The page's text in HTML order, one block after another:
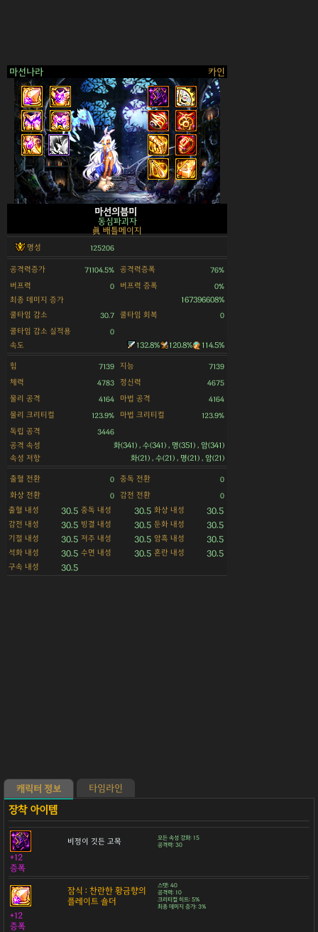
마선나라 카인
>
마선의븜미
동심파괴자
眞 배틀메이지
명성 125206
공격력증가 71104.5% 공격력증폭 76%
버프력 0 버프력 증폭 0%
최종 데미지 증가
167396608%
쿨타임 감소
30.7 쿨타임 회복 0
쿨타임 감소 실적용 0
속도 132.8% 120.8% 114.5%
힘 7139 지능 7139
체력 4783 정신력 4675
물리 공격 4164 마법 공격 4164
물리 크리티컬 123.9% 마법 크리티컬 123.9%
독립 공격 3446
공격 속성
화(341) , 수(341) , 명(351) , 암(341)
속성 저항
화(21) , 수(21) , 명(21) , 암(21)
출혈 전환 0 중독 전환 0
화상 전환 0 감전 전환 0
출혈 내성 30.5 중독 내성 30.5 화상 내성 30.5
감전 내성 30.5 빙결 내성 30.5 둔화 내성 30.5
기절 내성 30.5 저주 내성 30.5 암흑 내성 30.5
석화 내성 30.5 수면 내성 30.5 혼란 내성 30.5
구속 내성 30.5
캐릭터 정보 타임라인
비정이 깃든 고목
모든 속성 강화: 15
공격력: 30
+12
증폭
잠식 : 찬란한 황금향의
플레이트 숄더
스탯: 40
공격력: 10
크리티컬 히트: 5%
최종 데미지 증가: 3%
+12
증폭